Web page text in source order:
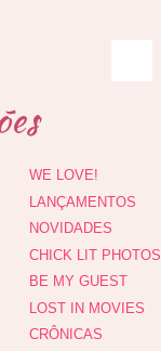
WE LOVE!
LANÇAMENTOS
NOVIDADES
CHICK LIT PHOTOS
BE MY GUEST
LOST IN MOVIES
CRÔNICAS